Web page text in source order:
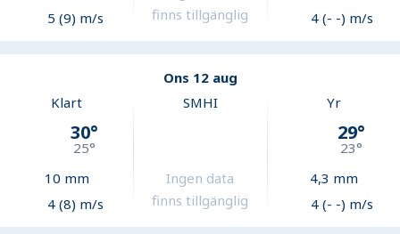
5 (9) m/s
finns tillgänglig
4 (- -) m/s
Ons 12 aug
Klart
30°
25°
10 mm
4 (8) m/s
SMHI
Ingen data
finns tillgänglig
Yr
29°
23°
4,3 mm
4 (- -) m/s